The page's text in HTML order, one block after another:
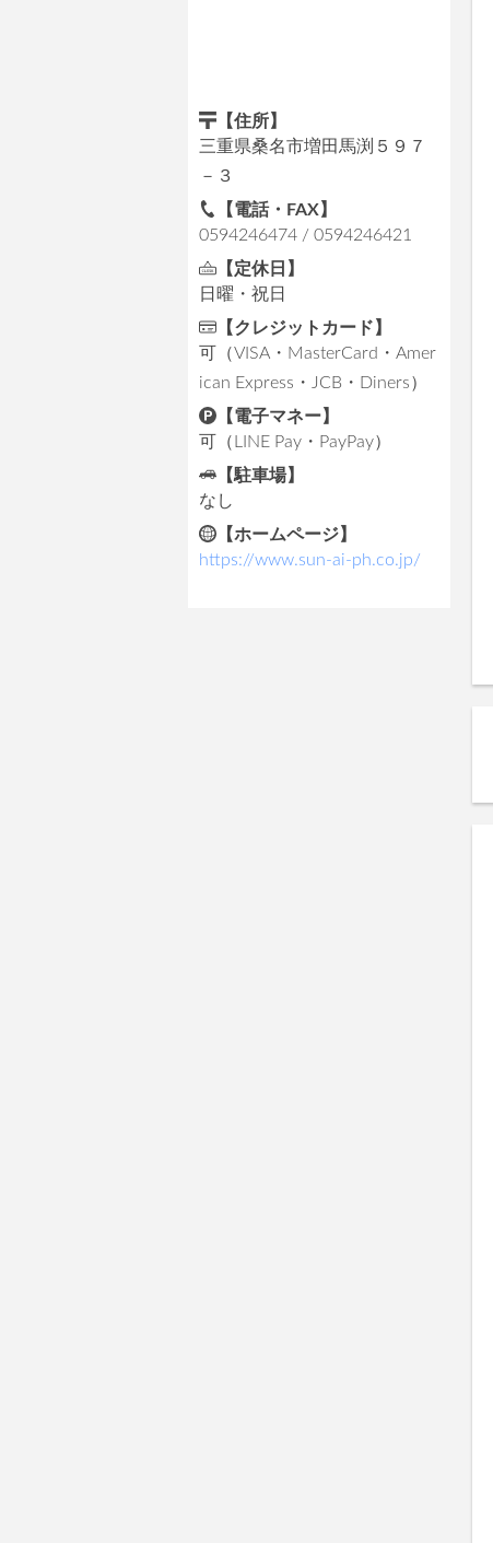
【住所】
三重県桑名市増田馬渕５９７
－３
【電話・FAX】
0594246474 / 0594246421
【定休日】
日曜・祝日
【クレジットカード】
可（VISA・MasterCard・Amer
ican Express・JCB・Diners）
【電子マネー】
可（LINE Pay・PayPay）
【駐車場】
なし
【ホームページ】
https://www.sun-ai-ph.co.jp/